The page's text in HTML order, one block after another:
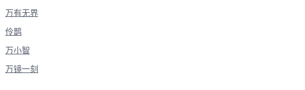
万有无界
伶鹊
万小智
万镜一刻